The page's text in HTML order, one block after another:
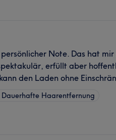
Note. Das hat
erfüllt aber
den Laden ohne
Dauerhafte Haarentfernung